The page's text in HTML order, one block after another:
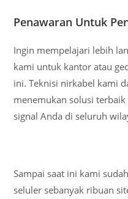
Penawaran Untuk
Ingin mempelajari lebih
kami untuk kantor atau
ini. Teknisi nirkabel kami
menemukan solusi
signal Anda di seluruh
Sampai saat ini kami
seluler sebanyak ribuan